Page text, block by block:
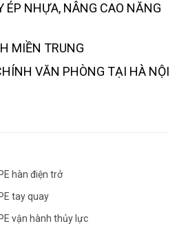
ÉP NHỰA, NÂNG CAO NĂNG
MIỀN TRUNG
VĂN PHÒNG TẠI HÀ NỘI
hàn điện trở
tay quay
vận hành thủy lực